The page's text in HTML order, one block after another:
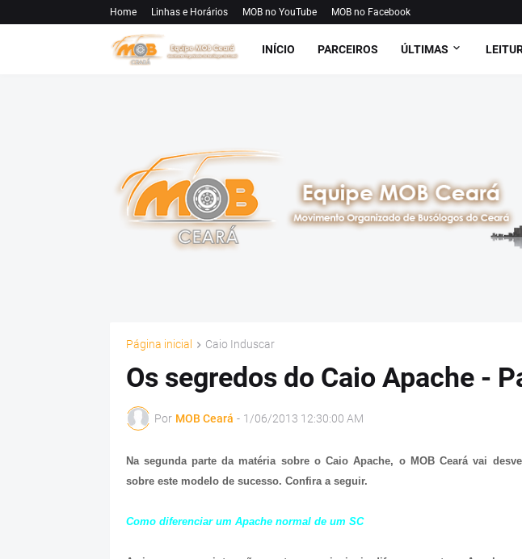
Home Linhas e Horários MOB no YouTube MOB no Facebook
INÍCIO PARCEIROS ÚLTIMAS
Página inicial Caio Induscar
Os segredos do Caio Apache -
Por MOB Ceará - 1/06/2013 12:30:00 AM
Na segunda parte da matéria sobre o Caio Apache, o MOB Ceará vai
sobre este modelo de sucesso. Confira a seguir.
Como diferenciar um Apache normal de um SC